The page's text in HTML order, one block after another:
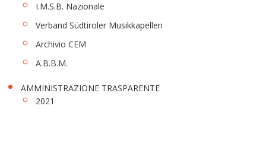
I.M.S.B. Nazionale
Verband Südtiroler Musikkapellen
Archivio CEM
A.B.B.M.
AMMINISTRAZIONE TRASPARENTE
2021